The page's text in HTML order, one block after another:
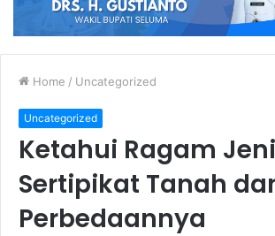
Home / Uncategorized
Uncategorized
Ketahui Ragam
Sertipikat Tanah
Perbedaannya